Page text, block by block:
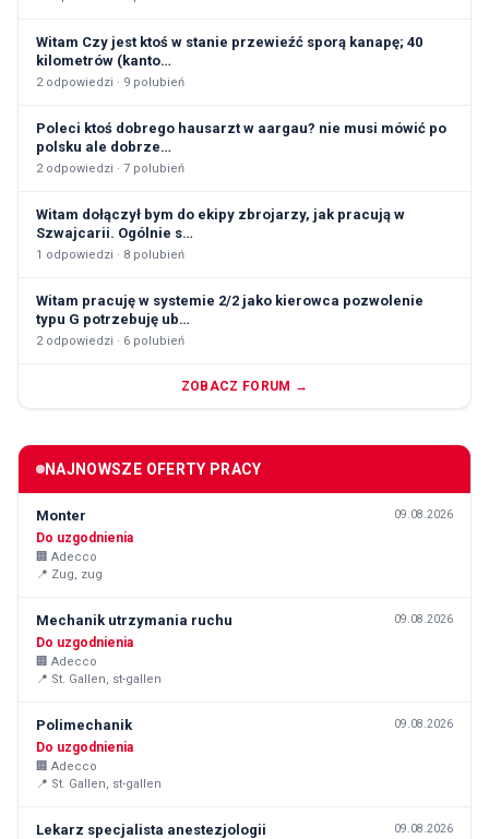
Witam Czy jest ktoś w stanie przewieźć sporą kanapę; 40
kilometrów (kanto…
2 odpowiedzi · 9 polubień
Poleci ktoś dobrego hausarzt w aargau? nie musi mówić po
polsku ale dobrze…
2 odpowiedzi · 7 polubień
Witam dołączył bym do ekipy zbrojarzy, jak pracują w
Szwajcarii. Ogólnie s…
1 odpowiedzi · 8 polubień
Witam pracuję w systemie 2/2 jako kierowca pozwolenie
typu G potrzebuję ub…
2 odpowiedzi · 6 polubień
ZOBACZ FORUM →
NAJNOWSZE OFERTY PRACY
Monter 09.08.2026
Do uzgodnienia
🏢 Adecco
📍 Zug, zug
Mechanik utrzymania ruchu 09.08.2026
Do uzgodnienia
🏢 Adecco
📍 St. Gallen, st-gallen
Polimechanik 09.08.2026
Do uzgodnienia
🏢 Adecco
📍 St. Gallen, st-gallen
Lekarz specjalista anestezjologii 09.08.2026